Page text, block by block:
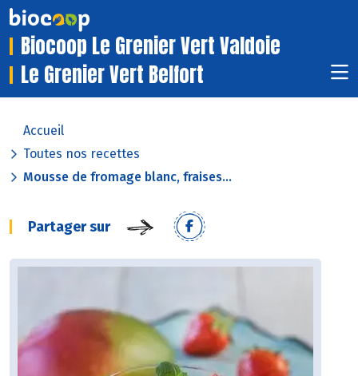
Biocoop Le Grenier Vert Valdoie
Le Grenier Vert Belfort
Accueil
Toutes nos recettes
Mousse de fromage blanc, fraises...
Partager sur